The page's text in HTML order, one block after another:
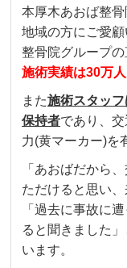
本厚木あおば整骨
地域の方にご愛
整骨院グループの
施術実績は30万
また施術スタッ
保持者であり、
力(黄マーカー)を
「あおばだから
ただけると思い、
「過去に事故に
ると聞きました
います。